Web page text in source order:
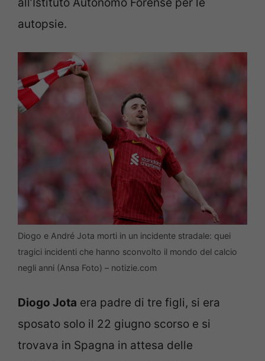
autopsie.
Diogo e André Jota morti in un incidente stradale: quei
tragici incidenti che hanno sconvolto il mondo del calcio
negli anni (Ansa Foto) – notizie.com
Diogo Jota era padre di tre figli, si era
sposato solo il 22 giugno scorso e si
trovava in Spagna in attesa delle